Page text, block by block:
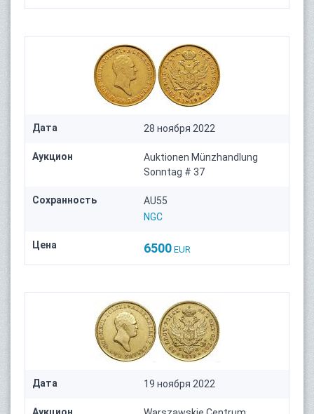
Дата 28 ноября 2022
Аукцион
Auktionen Münzhandlung
Sonntag # 37
Сохранность
AU55
NGC
Цена 6500 EUR
Дата 19 ноября 2022
Аукцион